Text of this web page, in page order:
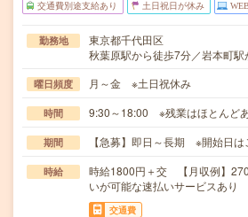
交通費別途支給あり 土日祝日が休み
勤務地
東京都千代田区
秋葉原駅から徒歩7分／岩本町
曜日頻度 月～金 ※土日祝休み
時間 9:30～18:00 ※残業はほとんどあ
期間 【急募】即日～長期 ※開始日は
時給
時給1800円＋交 【月収例】
いが可能な速払いサービスあり
交通費